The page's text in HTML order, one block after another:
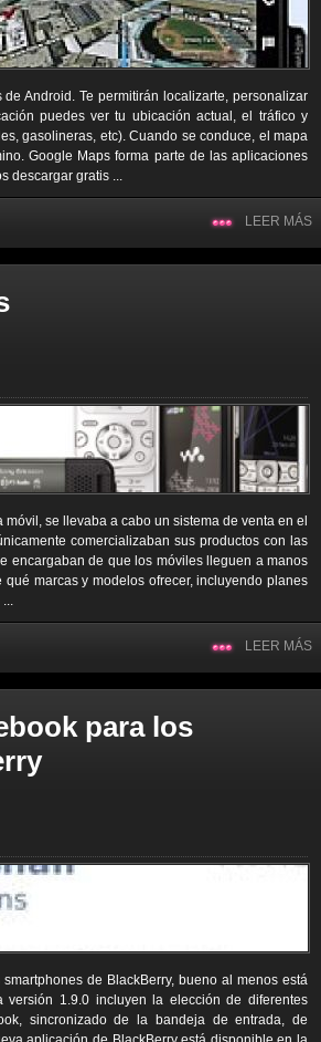
Android. Te permitirán localizarte, personalizar
puedes ver tu ubicación actual, el tráfico y
gasolineras, etc). Cuando se conduce, el mapa
Google Maps forma parte de las aplicaciones
descargar gratis ...
LEER MÁS
se llevaba a cabo un sistema de venta en el
comercializaban sus productos con las
encargaban de que los móviles lleguen a manos
marcas y modelos ofrecer, incluyendo planes
LEER MÁS
para los
de BlackBerry, bueno al menos está
1.9.0 incluyen la elección de diferentes
sincronizado de la bandeja de entrada, de